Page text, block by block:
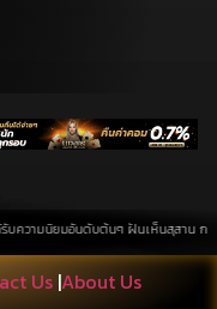
อันดับต้นๆ ฝันเห็นสุสาน การค้
Us |About Us